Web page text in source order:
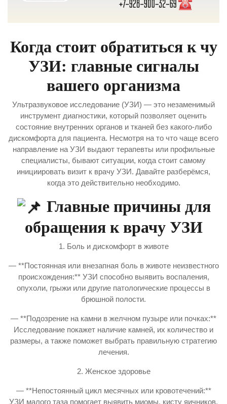
Когда стоит обратиться к чу
УЗИ: главные сигналы
вашего организма
Ультразвуковое исследование (УЗИ) — это незаменимый
инструмент диагностики, который позволяет оценить
состояние внутренних органов и тканей без какого-либо
дискомфорта для пациента. Несмотря на то что чаще всего
направление на УЗИ выдают терапевты или профильные
специалисты, бывают ситуации, когда стоит самому
инициировать визит к врачу УЗИ. Давайте разберёмся,
когда это действительно необходимо.
Главные причины для
обращения к врачу УЗИ
1. Боль и дискомфорт в животе
— **Постоянная или внезапная боль в животе неизвестного
происхождения:** УЗИ способно выявить воспаления,
опухоли, грыжи или другие патологические процессы в
брюшной полости.
— **Подозрение на камни в желчном пузыре или почках:**
Исследование покажет наличие камней, их количество и
размеры, а также поможет выбрать правильную стратегию
лечения.
2. Женское здоровье
— **Непостоянный цикл месячных или кровотечений:**
УЗИ малого таза помогает выявить миомы, кисту яичников,